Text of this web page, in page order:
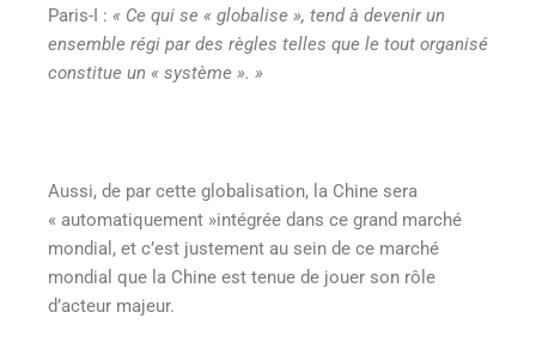
Paris-I : « Ce qui se « globalise », tend à devenir un
ensemble régi par des règles telles que le tout organisé
constitue un « système ». »
Aussi, de par cette globalisation, la Chine sera
« automatiquement »intégrée dans ce grand marché
mondial, et c’est justement au sein de ce marché
mondial que la Chine est tenue de jouer son rôle
d’acteur majeur.